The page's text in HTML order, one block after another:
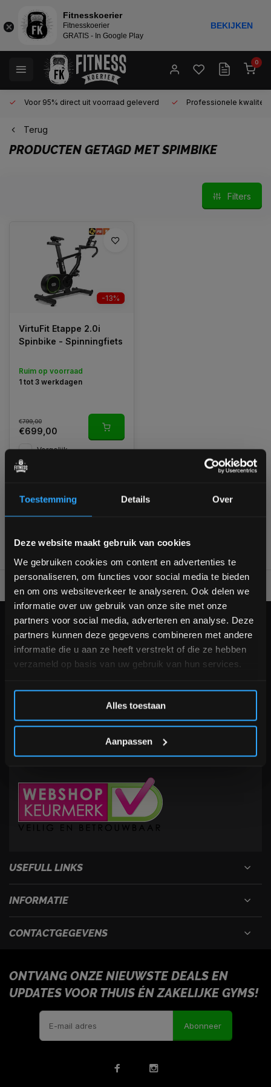
Toestemming Details Over
Deze website maakt gebruik van cookies
We gebruiken cookies om content en advertenties te
personaliseren, om functies voor social media te bieden
en om ons websiteverkeer te analyseren. Ook delen we
informatie over uw gebruik van onze site met onze
partners voor social media, adverteren en analyse. Deze
partners kunnen deze gegevens combineren met andere
informatie die u aan ze heeft verstrekt of die ze hebben
verzameld op basis van uw gebruik van hun services.
Alles toestaan
Aanpassen
0
Voor 95% direct uit voorraad geleverd Professionele kwaliteit
Terug
PRODUCTEN GETAGD MET SPIMBIKE
Filters
-13%
VirtuFit Etappe 2.0i
Spinbike - Spinningfiets
Ruim op voorraad
1 tot 3 werkdagen
€799,00
€699,00
Vergelijk
1
Voor 95% direct uit voorraad geleverd Professionele
KLANTENSERVICE
Veelgestelde vragen
+31 (0)24 645 1309
USEFULL LINKS
INFORMATIE
CONTACTGEGEVENS
ONTVANG ONZE NIEUWSTE DEALS EN
UPDATES VOOR THUIS ÉN ZAKELIJKE GYMS!
Abonneer
Bam! 5% korting op je volgende
Schrijf je in voor onze nieuwsbrief om op de hoogte te
blijven over onze nieuwe producten, deals en meer
interessante info. Ontvang 5% korting op je eerstvolgende
aankoop! 😀
Inschrijven
*Verzendkosten vallen buiten de korting
Fitnesskoerier
Fitnesskoerier
GRATIS - In Google Play
BEKIJKEN